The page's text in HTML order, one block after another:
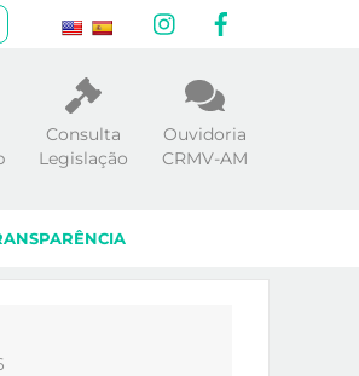
Consulta
Legislação
Ouvidoria
CRMV-AM
Instagram